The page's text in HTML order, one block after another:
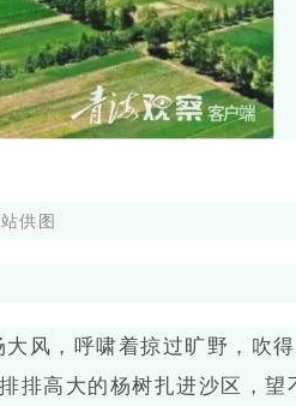
供图
风，呼啸着掠过旷野，吹
高大的杨树扎进沙区，望